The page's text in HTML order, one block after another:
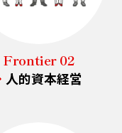
Frontier 02
人的資本経営